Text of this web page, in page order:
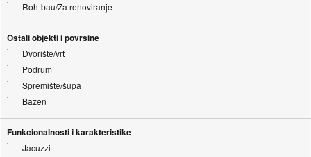
Roh-bau/Za renoviranje
Ostali objekti i površine
Dvorište/vrt
Podrum
Spremište/šupa
Bazen
Funkcionalnosti i karakteristike
Jacuzzi